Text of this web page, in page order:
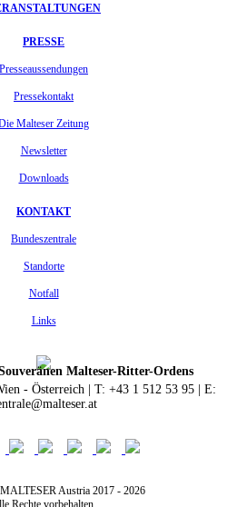
PRESSE
Presseaussendungen
Pressekontakt
Malteser Zeitung
Newsletter
Downloads
KONTAKT
Bundeszentrale
Standorte
Notfall
Links
Malteser-Ritter-Ordens
- Österreich | T: +43 1 512 53 95 | E:
Austria 2017 - 2026
Rechte vorbehalten.